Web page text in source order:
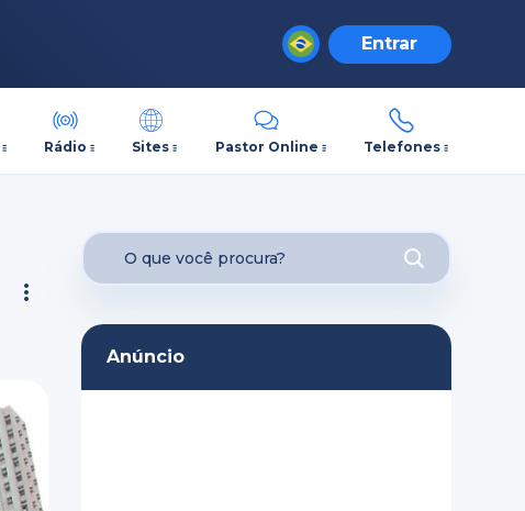
Entrar
Rádio Sites Pastor Online Telefones
Anúncio